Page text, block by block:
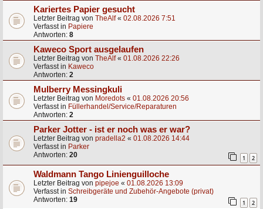
Kariertes Papier gesucht
Letzter Beitrag von TheAlf« 02.08.2026 7:51
Verfasst in Papiere
Antworten: 8
Kaweco Sport ausgelaufen
Letzter Beitrag von TheAlf« 01.08.2026 22:26
Verfasst in Kaweco
Antworten: 2
Mulberry Messingkuli
Letzter Beitrag von Moredots « 01.08.2026 20:56
Verfasst in Füllerhandel/Service/Reparaturen
Antworten: 2
Parker Jotter - ist er noch was er war?
Letzter Beitrag von pradella2 « 01.08.2026 14:44
Verfasst in Parker
Antworten: 20 1 2
Waldmann Tango Linienguilloche
Letzter Beitrag von pipejoe « 01.08.2026 13:09
Verfasst in Schreibgeräte und Zubehör-Angebote (privat)
Antworten: 19 1 2